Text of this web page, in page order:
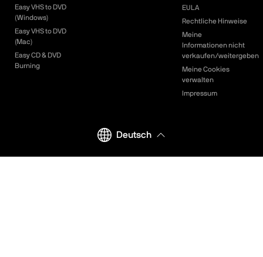
Easy VHS to DVD
(Windows)
Easy VHS to DVD
(Mac)
Easy CD & DVD
Burning
EULA
Rechtliche Hinweise
Meine
Informationen nicht
verkaufen/weitergeben
Meine Cookies
verwalten
Impressum
Deutsch